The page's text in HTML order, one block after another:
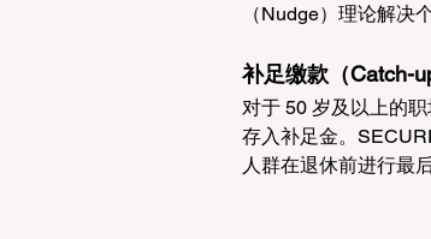
（Nudge）理论解决
补足缴款（Catch-
对于 50 岁及以上的
存入补足金。
人群在退休前进行最